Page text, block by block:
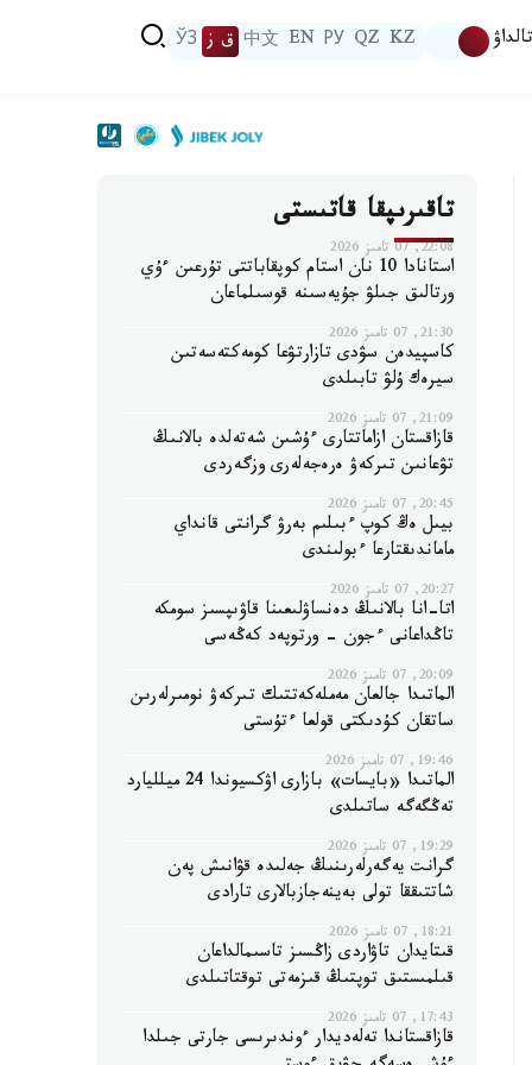
تالداۋ KZ
QZ
РУ
EN
中文 ق ز ЎЗ
تاقىرىپقا قاتىستى
22:08, 07 تامىز 2026
استانادا 10 نان استام كوپقاباتتى تۇرعىن ءۇي
ورتالىق جىلۋ جۇيەسىنە قوسىلماعان
21:30, 07 تامىز 2026
كاسپيدەن سۋدى تازارتۋعا كومەكتەسەتىن
سيرەك ۇلۋ تابىلدى
21:09, 07 تامىز 2026
قازاقستان ازاماتتارى ءۇشىن شەتەلدە بالانىڭ
تۋعانىن تىركەۋ ەرەجەلەرى وزگەردى
20:45, 07 تامىز 2026
بيىل ەڭ كوپ ءبىلىم بەرۋ گرانتى قانداي
ماماندىقتارعا ءبولىندى
20:27, 07 تامىز 2026
اتا-انا بالانىڭ دەنساۋلىعىنا قاۋىپسىز سومكە
تاڭداعانى ءجون - ورتوپەد كەڭەسى
20:09, 07 تامىز 2026
الماتىدا جالعان مەملەكەتتىك تىركەۋ نومىرلەرىن
ساتقان كۇدىكتى قولعا ءتۇستى
19:46, 07 تامىز 2026
الماتىدا «بايسات» بازارى اۋكسيوندا 24 ميلليارد
تەڭگەگە ساتىلدى
19:29, 07 تامىز 2026
گرانت يەگەرلەرىنىڭ جەلىدە قۋانىش پەن
شاتتىققا تولى بەينەجازبالارى تارادى
18:21, 07 تامىز 2026
قىتايدان تاۋاردى زاڭسىز تاسىمالداعان
قىلمىستىق توپتىڭ قىزمەتى توقتاتىلدى
17:43, 07 تامىز 2026
قازاقستاندا تەلەديدار ءوندىرىسى جارتى جىلدا